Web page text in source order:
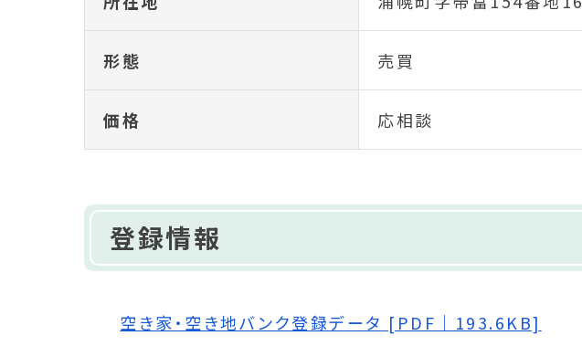
形態 売買
価格 応相談
登録情報
空き家・空き地バンク登録データ [PDF｜193.6KB]